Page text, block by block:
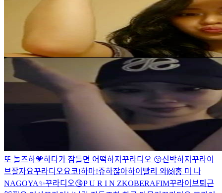
또 놀즈하💗하다가 잠들면 어떡하지 꾸라디오 😗신박하지 꾸라이
브잘자요꾸라디오 요코!하마!쥬하잖아하이 빨리 와🙌홍 미 나
NAGOYA✨️꾸라디오😘P U R I N ZKOBERAFIM꾸라이브퇴근